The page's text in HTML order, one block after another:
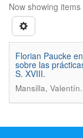
Now showing items
Florian Paucke
sobre las
S. XVIII.
Mansilla, Valentín.